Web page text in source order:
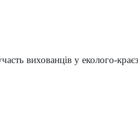
вихованців у еколого-